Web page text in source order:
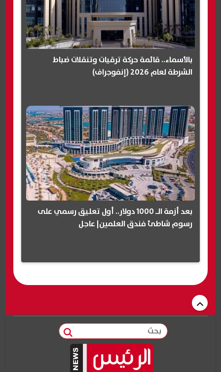
بالأسماء.. قائمة حركة ترقيات وتنقلات ضباط
الشرطة لعام 2026 (إنفوجراف)
بعد أزمة الـ 1000 دولار.. أول تعليق رسمي على
رسوم شاطئ فندق العلمين| عاجل
بحث